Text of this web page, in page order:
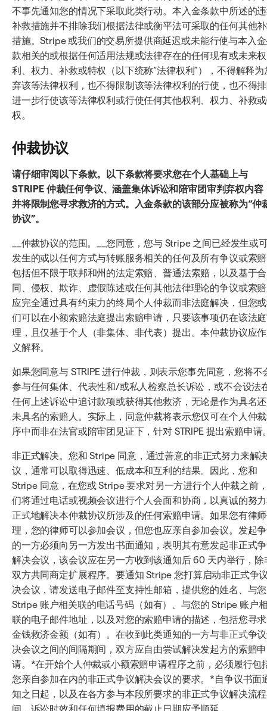
不事先通知您的情况下采取此类行动。本入金条款中所述的
补救措施并不排除我们根据法律或衡平法可采取的任何其他
措施。Stripe 或我们的交易所提供商延迟或未能行使与本入
款相关的或根据任何适用法规或法律存在的任何现有或未来权
利、权力、补救或特权（以下统称“法律权利”），不得解释为
弃该等法律权利，也不得限制该等法律权利的行使，也不得
进一步行使该等法律权利或行使任何其他权利、权力、补救
权。
仲裁协议
请仔细审阅以下条款。以下条款将要求您在个人基础上与
STRIPE 仲裁任何争议、涵盖集体诉讼和陪审团审判弃权内容
并将限制您寻求救济的方式。入金条款的该部分应被称为“仲
协议”。
__仲裁协议的范围。__您同意，您与 Stripe 之间已经发生或
发生的或以任何方式与转账服务相关的任何及所有争议或索
包括但不限于联邦和州的法定索赔、普通法索赔，以及基于合
同、侵权、欺诈、虚假陈述或任何其他法律理论的争议或索
应完全通过具有约束力的终局个人仲裁而非法庭解决，但您
们可以在小额索赔法庭提出索赔申请，只要该事项仍在该法
理，且仅基于个人（非集体、非代表）提出。本仲裁协议应
义解释。
如果您同意与 STRIPE 进行仲裁，则表示您事先同意，您将不
参与任何集体、代表性和/或私人检察总长诉讼，或不会设法
任何上述诉讼中追讨款项或获得其他救济，无论是作为具名
未具名的索赔人。实际上，同意仲裁将表示您仅可在个人仲
序中而非在法官或陪审团见证下，针对 STRIPE 提出索赔申请
非正式解决。您和 Stripe 同意，通过善意的非正式努力来解
议，通常可以取得迅速、低成本和互利的结果。因此，您和
Stripe 同意，在您或 Stripe 要求对另一方进行个人仲裁之前
们将通过电话或视频会议进行个人会面和协商，以真诚的努
正式地解决本仲裁协议所涉及的任何索赔申请。如果您有律
理，您的律师可以参加会议，但您也应亲自参加会议。发起
的一方必须向另一方发出书面通知，表明其有意发起非正式
解决会议，该会议应在另一方收到该通知后 60 天内举行，除
双方共同商定扩展程序。要通知 Stripe 您打算启动非正式争
决会议，请发送电子邮件至支持性邮箱，提供您的姓名、与
Stripe 账户相关联的电话号码（如有）、与您的 Stripe 账户
联的电子邮件地址，以及对您的索赔申请的描述，包括您寻
金钱救济金额（如有）。在收到此类通知的一方与非正式争
决会议之间的间隔期间，双方应自由尝试解决发起方的索赔申
请。*在开始个人仲裁或小额索赔申请程序之前，必须履行包
您亲自参加在内的非正式争议解决会议的要求。*自争议书面
知之日起，以及在各方参与本段所要求的非正式争议解决流
间，诉讼时效和任何填报费用的截止日期应予顺延。